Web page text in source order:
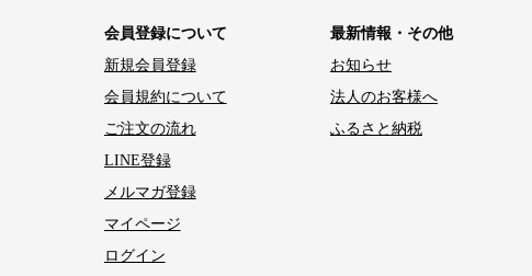
会員登録について
新規会員登録
会員規約について
ご注文の流れ
LINE登録
メルマガ登録
マイページ
ログイン
最新情報・その他
お知らせ
法人のお客様へ
ふるさと納税